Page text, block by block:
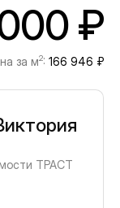
₽
за м2: 166 946 ₽
ТРАСТ